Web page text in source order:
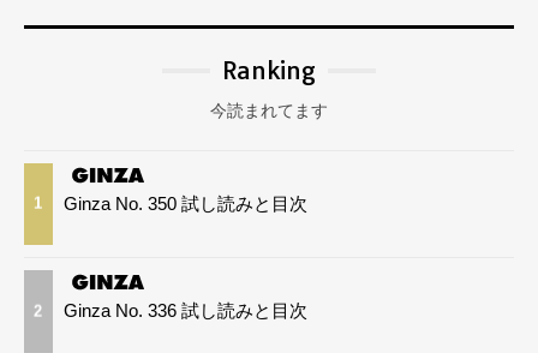
Ranking
今読まれてます
1 Ginza No. 350 試し読みと目次
2 Ginza No. 336 試し読みと目次